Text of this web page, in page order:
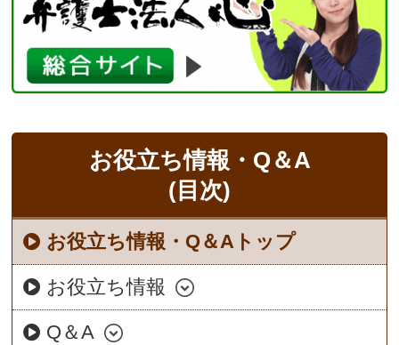
お役立ち情報・Q＆A
(目次)
お役立ち情報・Q＆Aトップ
お役立ち情報
Q＆A